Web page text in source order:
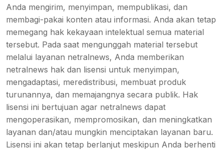
Anda mengirim, menyimpan, mempublikasi, dan
membagi-pakai konten atau informasi. Anda akan tetap
memegang hak kekayaan intelektual semua material
tersebut. Pada saat mengunggah material tersebut
melalui layanan netralnews, Anda memberikan
netralnews hak dan lisensi untuk menyimpan,
mengadaptasi, meredistribusi, membuat produk
turunannya, dan memajangnya secara publik. Hak
lisensi ini bertujuan agar netralnews dapat
mengoperasikan, mempromosikan, dan meningkatkan
layanan dan/atau mungkin menciptakan layanan baru.
Lisensi ini akan tetap berlanjut meskipun Anda berhenti